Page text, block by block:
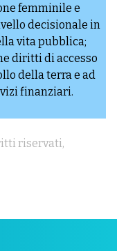
femminile e
decisionale in
vita pubblica;
diritti di accesso
della terra e ad
finanziari.
riservati,